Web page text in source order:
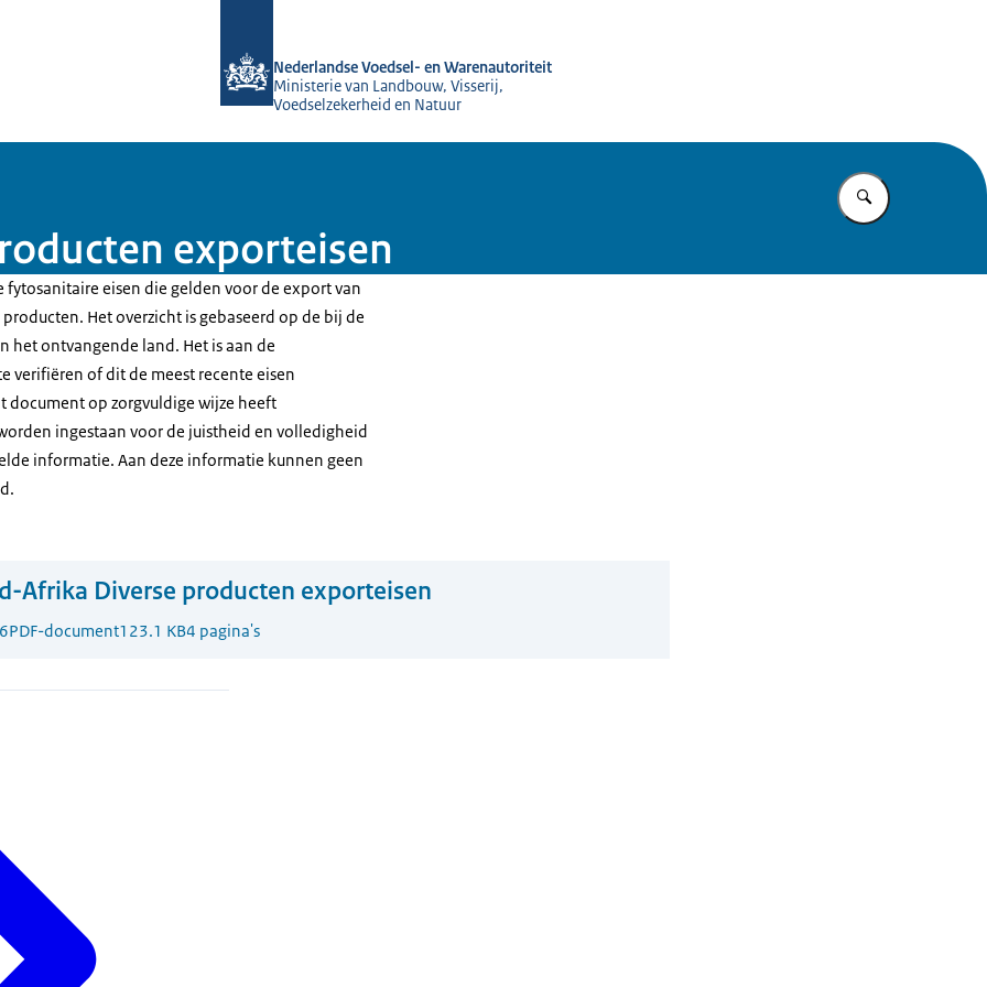
Nederlandse Voedsel- en Warenautoriteit
Ministerie van Landbouw, Visserij,
Voedselzekerheid en Natuur
Vul in wat u
exporteisen
fytosanitaire eisen die gelden voor de export van
Het overzicht is gebaseerd op de bij de
het ontvangende land. Het is aan de
verifiëren of dit de meest recente eisen
document op zorgvuldige wijze heeft
ingestaan voor de juistheid en volledigheid
informatie. Aan deze informatie kunnen geen
Afrika Diverse producten exporteisen
PDF-document123.1 KB4 pagina's